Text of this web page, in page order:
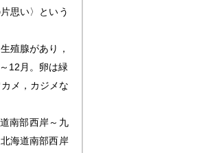
思い〉という
殖腺があり，
12月。卵は緑
メ，カジメな
南部西岸～九
海道南部西岸